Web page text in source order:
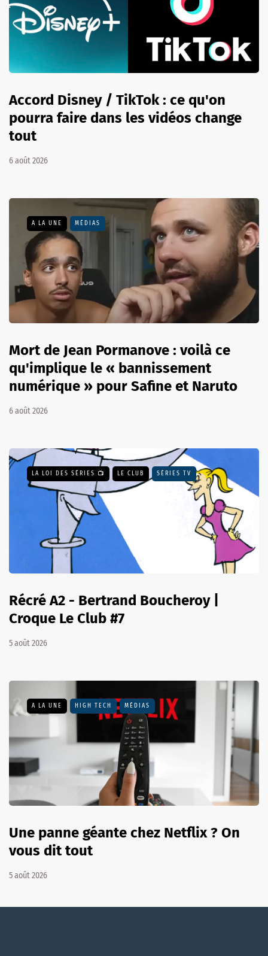
Accord Disney / TikTok : ce qu'on
pourra faire dans les vidéos change
tout
6 août 2026
A LA UNE MÉDIAS
Mort de Jean Pormanove : voilà ce
qu'implique le « bannissement
numérique » pour Safine et Naruto
6 août 2026
LA LOI DES SÉRIES 📺 LE CLUB SÉRIES TV
Récré A2 - Bertrand Boucheroy |
Croque Le Club #7
5 août 2026
A LA UNE HIGH TECH MÉDIAS
Une panne géante chez Netflix ? On
vous dit tout
5 août 2026